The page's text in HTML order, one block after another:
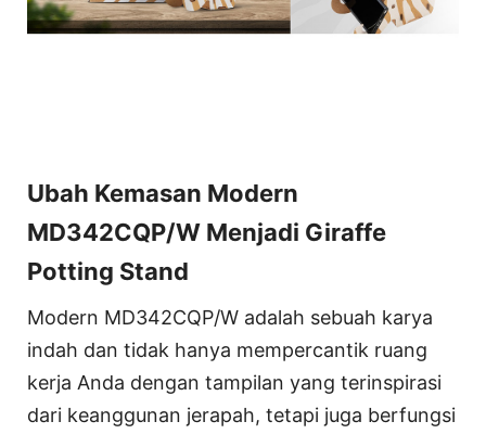
Ubah Kemasan Modern
MD342CQP/W Menjadi Giraffe
Potting Stand
Modern MD342CQP/W adalah sebuah karya
indah dan tidak hanya mempercantik ruang
kerja Anda dengan tampilan yang terinspirasi
dari keanggunan jerapah, tetapi juga berfungsi